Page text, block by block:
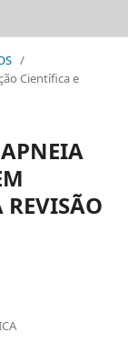
/
Científica e
REVISÃO